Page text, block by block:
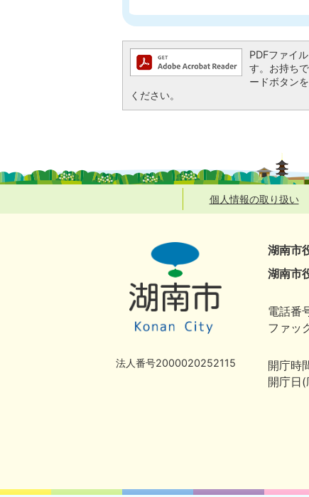
PDFファイ
す。お持ち
ードボタン
ください。
個人情報の取り扱い
法人番号2000020252115
湖南市
湖南市
電話番
ファッ
開庁時
開庁日